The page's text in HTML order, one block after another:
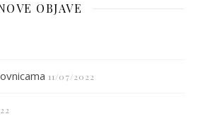
OBJAVE
11/07/2022